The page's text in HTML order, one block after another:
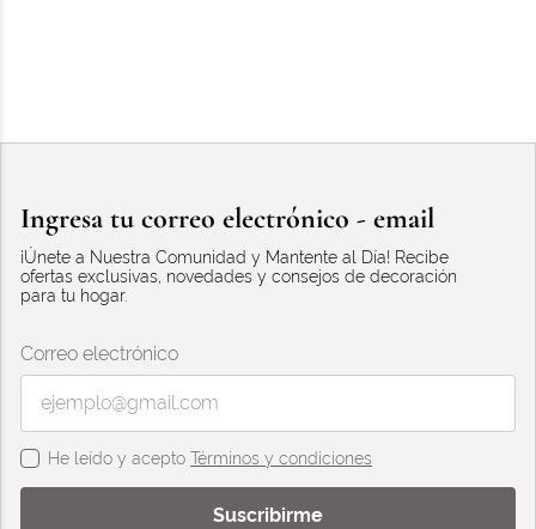
Ingresa tu correo electrónico - email
¡Únete a Nuestra Comunidad y Mantente al Día! Recibe
ofertas exclusivas, novedades y consejos de decoración
para tu hogar.
Correo electrónico
He leído y aceptoTérminos y condiciones
Suscribirme